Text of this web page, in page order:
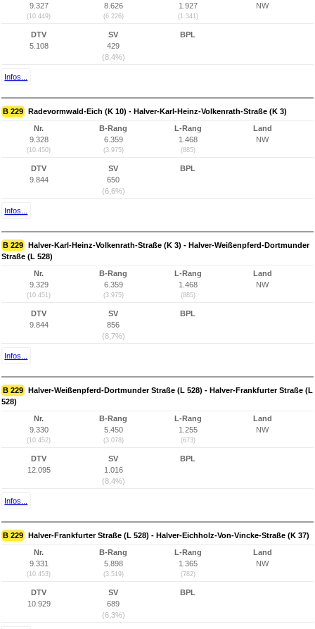
9.327
(10.449)
8.626
(6.226)
1.927
(1.341)
NW
DTV
5.108
SV
429
(8,4%)
BPL
Infos...
B 229 Radevormwald-Eich (K 10) - Halver-Karl-Heinz-Volkenrath-Straße (K 3)
Nr.
9.328
(10.450)
B-Rang
6.359
(3.975)
L-Rang
1.468
(885)
Land
NW
DTV
9.844
SV
650
(6,6%)
BPL
Infos...
B 229 Halver-Karl-Heinz-Volkenrath-Straße (K 3) - Halver-Weißenpferd-Dortmunder
Straße (L 528)
Nr.
9.329
(10.451)
B-Rang
6.359
(3.975)
L-Rang
1.468
(885)
Land
NW
DTV
9.844
SV
856
(8,7%)
BPL
Infos...
B 229 Halver-Weißenpferd-Dortmunder Straße (L 528) - Halver-Frankfurter Straße (L
528)
Nr.
9.330
(10.452)
B-Rang
5.450
(3.078)
L-Rang
1.255
(673)
Land
NW
DTV
12.095
SV
1.016
(8,4%)
BPL
Infos...
B 229 Halver-Frankfurter Straße (L 528) - Halver-Eichholz-Von-Vincke-Straße (K 37)
Nr.
9.331
(10.453)
B-Rang
5.898
(3.519)
L-Rang
1.365
(782)
Land
NW
DTV
10.929
SV
689
(6,3%)
BPL